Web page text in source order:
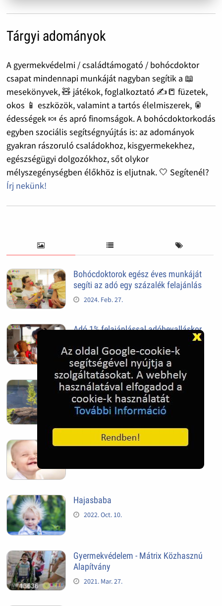
Tárgyi adományok
A gyermekvédelmi / családtámogató / bohócdoktor
csapat mindennapi munkáját nagyban segítik a 📖
mesekönyvek, 🧸 játékok, foglalkoztató ✍️📒 füzetek,
okos 📱 eszközök, valamint a tartós élelmiszerek, 🥫
édességek 🍬 és apró finomságok. A bohócdoktorkodás
egyben szociális segítségnyújtás is: az adományok
gyakran rászoruló családokhoz, kisgyermekekhez,
egészségügyi dolgozókhoz, sőt olykor
mélyszegénységben élőkhöz is eljutnak. 🤍 Segítenél?
Írj nekünk!
Bohócdoktorok egész éves munkáját
segíti az adó egy százalék felajánlás
2024. Feb. 27.
Adó 1% felajánlással adóbevalláskor
2024. Feb. 27.
Mindig van újra, és újra
2022. Nov. 05.
Kis egészséges fogak
Hajasbaba
2022. Oct. 10.
Gyermekvédelem - Mátrix Közhasznú
Alapítvány
2021. Mar. 27.